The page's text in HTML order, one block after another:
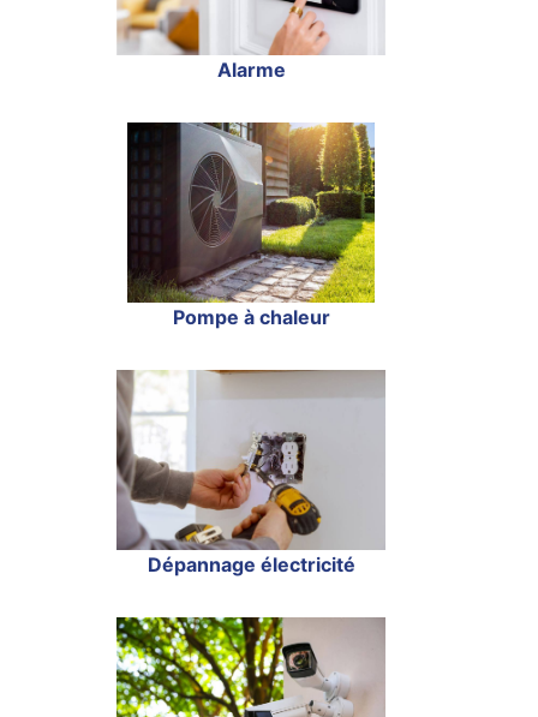
Alarme
Pompe à chaleur
Dépannage électricité